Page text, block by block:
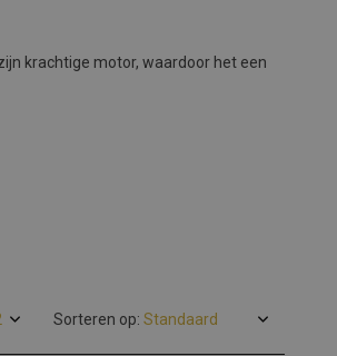
krachtige motor, waardoor het een
Sorteren op: